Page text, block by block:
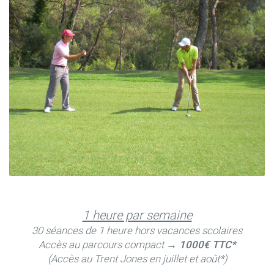
1 heure par semaine
30 séances de 1 heure hors vacances scolaires
Accès au parcours compact → 1000€ TTC*
(Accès au Trent Jones en juillet et août*)